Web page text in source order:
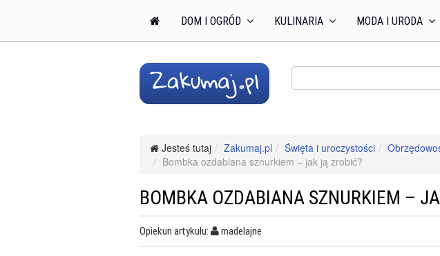
DOM I OGRÓD KULINARIA MODA I URODA
Jesteś tutaj Zakumaj.pl Święta i uroczystości
Bombka ozdabiana sznurkiem – jak ją zrobić?
BOMBKA OZDABIANA SZNURKIEM –
Opiekun artykułu: madelajne